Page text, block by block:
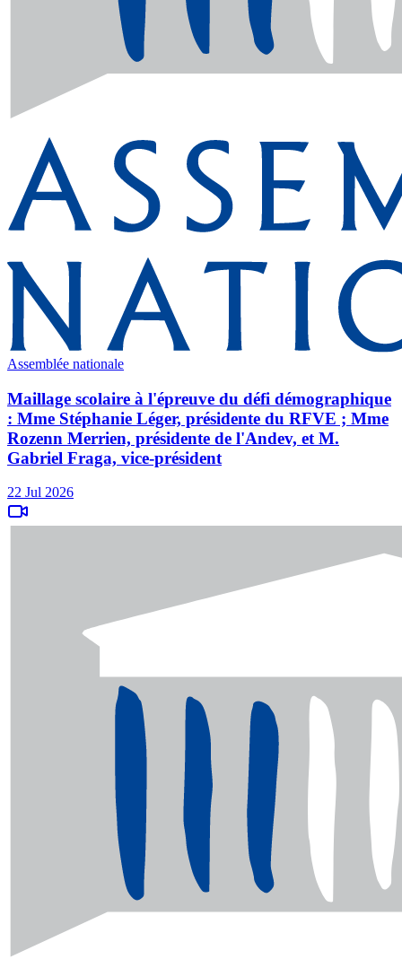
Assemblée nationale
Maillage scolaire à l'épreuve du défi démographique
: Mme Stéphanie Léger, présidente du RFVE ; Mme
Rozenn Merrien, présidente de l'Andev, et M.
Gabriel Fraga, vice-président
22 Jul 2026